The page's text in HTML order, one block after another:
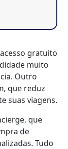
gratuito
muito
Outro
que reduz
suas viagens.
que
de
Tudo